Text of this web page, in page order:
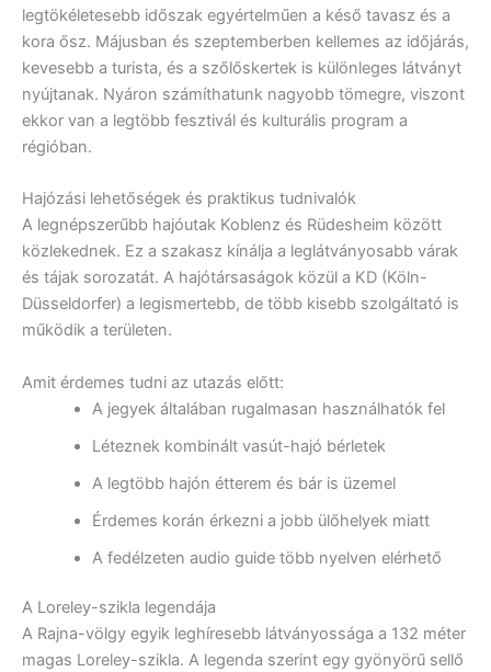
legtökéletesebb időszak egyértelműen a késő tavasz és a
kora ősz. Májusban és szeptemberben kellemes az időjárás,
kevesebb a turista, és a szőlőskertek is különleges látványt
nyújtanak. Nyáron számíthatunk nagyobb tömegre, viszont
ekkor van a legtöbb fesztivál és kulturális program a
régióban.
Hajózási lehetőségek és praktikus tudnivalók
A legnépszerűbb hajóutak Koblenz és Rüdesheim között
közlekednek. Ez a szakasz kínálja a leglátványosabb várak
és tájak sorozatát. A hajótársaságok közül a KD (Köln-
Düsseldorfer) a legismertebb, de több kisebb szolgáltató is
működik a területen.
Amit érdemes tudni az utazás előtt:
A jegyek általában rugalmasan használhatók fel
Léteznek kombinált vasút-hajó bérletek
A legtöbb hajón étterem és bár is üzemel
Érdemes korán érkezni a jobb ülőhelyek miatt
A fedélzeten audio guide több nyelven elérhető
A Loreley-szikla legendája
A Rajna-völgy egyik leghíresebb látványossága a 132 méter
magas Loreley-szikla. A legenda szerint egy gyönyörű sellő